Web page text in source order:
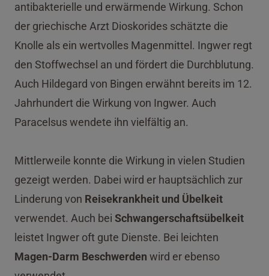
antibakterielle und erwärmende Wirkung. Schon
der griechische Arzt Dioskorides schätzte die
Knolle als ein wertvolles Magenmittel. Ingwer regt
den Stoffwechsel an und fördert die Durchblutung.
Auch Hildegard von Bingen erwähnt bereits im 12.
Jahrhundert die Wirkung von Ingwer. Auch
Paracelsus wendete ihn vielfältig an.
Mittlerweile konnte die Wirkung in vielen Studien
gezeigt werden. Dabei wird er hauptsächlich zur
Linderung von Reisekrankheit und Übelkeit
verwendet. Auch bei Schwangerschaftsübelkeit
leistet Ingwer oft gute Dienste. Bei leichten
Magen-Darm Beschwerden wird er ebenso